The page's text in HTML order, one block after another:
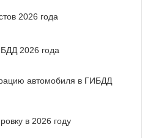
2026 года
2026 года
автомобиля в ГИБДД
в 2026 году